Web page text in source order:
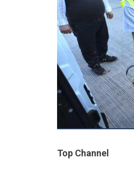
Top Channel